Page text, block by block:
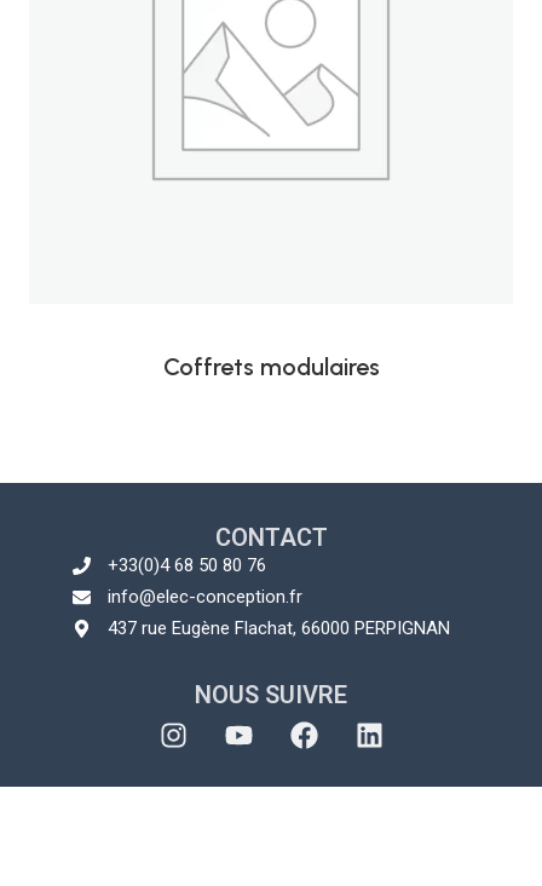
Coffrets modulaires
CONTACT
+33(0)4 68 50 80 76
info@elec-conception.fr
437 rue Eugène Flachat, 66000 PERPIGNAN
NOUS SUIVRE